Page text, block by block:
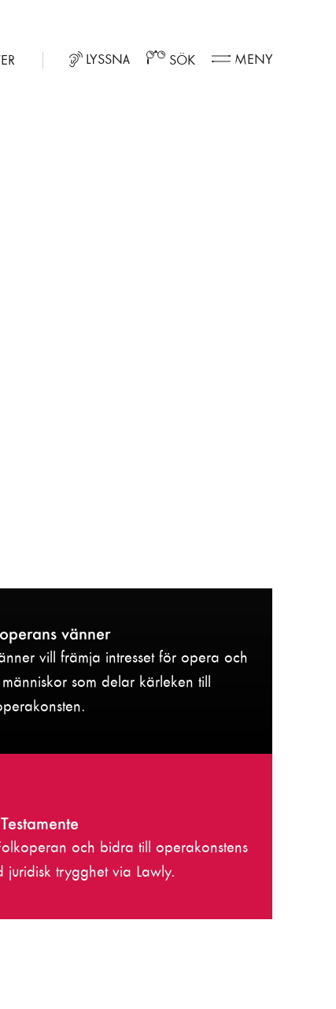
LYSSNA SÖK MENY
vänner
vill främja intresset för opera och
som delar kärleken till
Testamente
och bidra till operakonstens
juridisk trygghet via Lawly.